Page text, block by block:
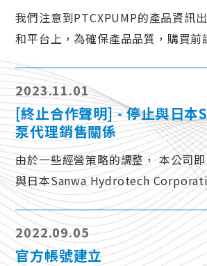
我們注意到PTCXPUMP的產品資訊
和平台上，為確保產品品質，購買前
擇的是經過弓海企業授權的合法廠家
損。如有任何產品疑問歡迎隨時向我
將竭誠為您提供相關說明。
2023.11.01
[終止合作聲明] - 停止與日本
泵代理銷售關係
由於一些經營策略的調整， 本公司
與日本Sanwa Hydrotech
售關係。 弓海企業保證在此之前已
及售後服務等， 不受任何影響。
2022.09.05
官方帳號建立